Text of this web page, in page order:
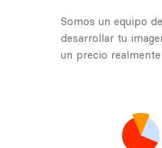
Somos un equipo de
desarrollar tu
un precio